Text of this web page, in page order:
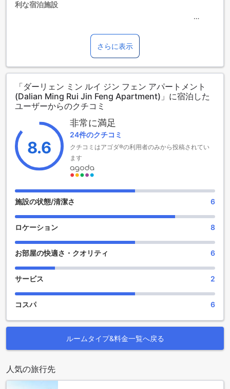
利な宿泊施設
大連（ダーリェン）に位置するダーリェン ミン ルイ ジン フ
ェン アパートメントは、快適で便利な宿泊施設です。この3.0
つ星ホテルは、都心から約27.8キロメートルの距離にあり、
空港までは約47分の所要時間です。2012年に建てられたこの
ホテルには、38室の客室があります。チェックインは午後2時
から可能で、チェックアウトは正午までとなっています。お
子様の宿泊に関しては、無料での滞在はできませんが、追加
料金が発生する場合があります。
至福のリラックス体験を提供するスパ
ダーリェン ミン ルイ ジン フェン アパートメントは、大連
（ダーリェン）に位置する快適な宿泊施設です。このホテル
では、至福のリラックス体験を提供するスパをご利用いただ
けます。スパは、疲れた体を癒し、心身のバランスを取り戻
すための理想的な場所です。美しいインテリアと落ち着いた
雰囲気が特徴で、プロのセラピストによるマッサージやトリ
ャグジーやサウナも完備されており、リラックスした時間を
過ごすことができます。スパでの贅沢なひとときをお楽しみ
ください。
ートメント
ダーリェン ミン ルイ ジン フェン アパートメントは、豊富な
便利な設備を提供しています。宿泊施設内には、ランドリー
ます。また、セーフティボックスやコンシェルジュも完備さ
れており、貴重品の保管や旅行のアドバイスにも便利です。
パブリックエリアではWi-Fiが利用可能であり、快適なインタ
も設けられており、喫煙者の方にも配慮されています。全客
室で無料のWi-Fiが利用でき、快適なネットワーク接続をお楽
さらに表示
「ダーリェン ミン ルイ ジン フェン アパートメント
(Dalian Ming Rui Jin Feng Apartment)」に宿泊した
ユーザーからのクチコミ
8.6
非常に満足
24件のクチコミ
クチコミはアゴダ®の利用者のみから投稿されてい
ます
施設の状態/清潔さ 6
ロケーション 8
お部屋の快適さ・クオリティ 6
サービス 2
コスパ 6
ルームタイプ&料金一覧へ戻る
人気の旅行先